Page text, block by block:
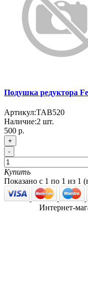
Подушка редуктора
Артикул:TAB520
Наличие:2 шт.
500 р.
+
-
Купить
Показано с 1 по 1 из 1
Интернет-